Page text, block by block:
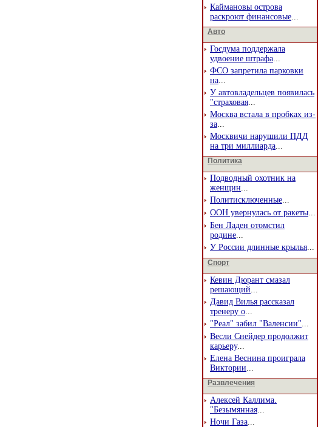
Каймановы острова
раскроют финансовые...
Авто
Госдума поддержала
удвоение штрафа...
ФСО запретила парковки
на...
У автовладельцев появилась
"страховая...
Москва встала в пробках из-
за...
Москвичи нарушили ПДД
на три миллиарда...
Политика
Подводный охотник на
женщин...
Политисключенные...
ООН увернулась от ракеты...
Бен Ладен отомстил
родине...
У России длинные крылья...
Спорт
Кевин Дюрант смазал
решающий...
Давид Вилья рассказал
тренеру о...
"Реал" забил "Валенсии"...
Весли Снейдер продолжит
карьеру...
Елена Веснина проиграла
Виктории...
Развлечения
Алексей Каллима.
"Безымянная...
Ночи Газа...